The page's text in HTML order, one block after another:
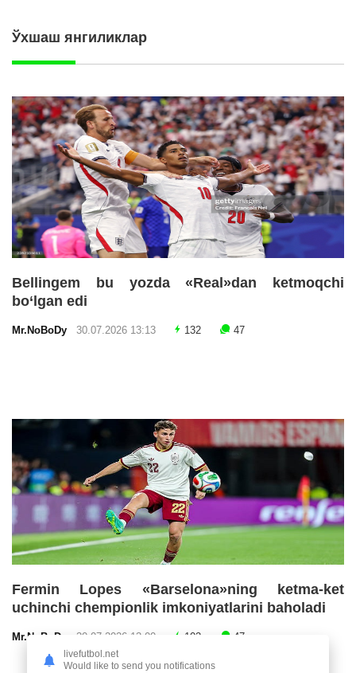
Ўхшаш янгиликлар
Bellingem bu yozda «Real»dan ketmoqchi
bo‘lgan edi
Mr.NoBoDy 30.07.2026 13:13 132 47
Fermin Lopes «Barselona»ning ketma-ket
uchinchi chempionlik imkoniyatlarini baholadi
Mr.NoBoDy 30.07.2026 13:00 102 47
livefutbol.net
Would like to send you notifications